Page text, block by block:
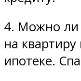
4. Можно ли
на
ипотеке.